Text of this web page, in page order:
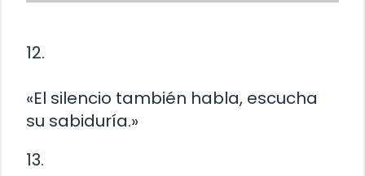
12.
«El silencio también habla, escucha
su sabiduría.»
13.